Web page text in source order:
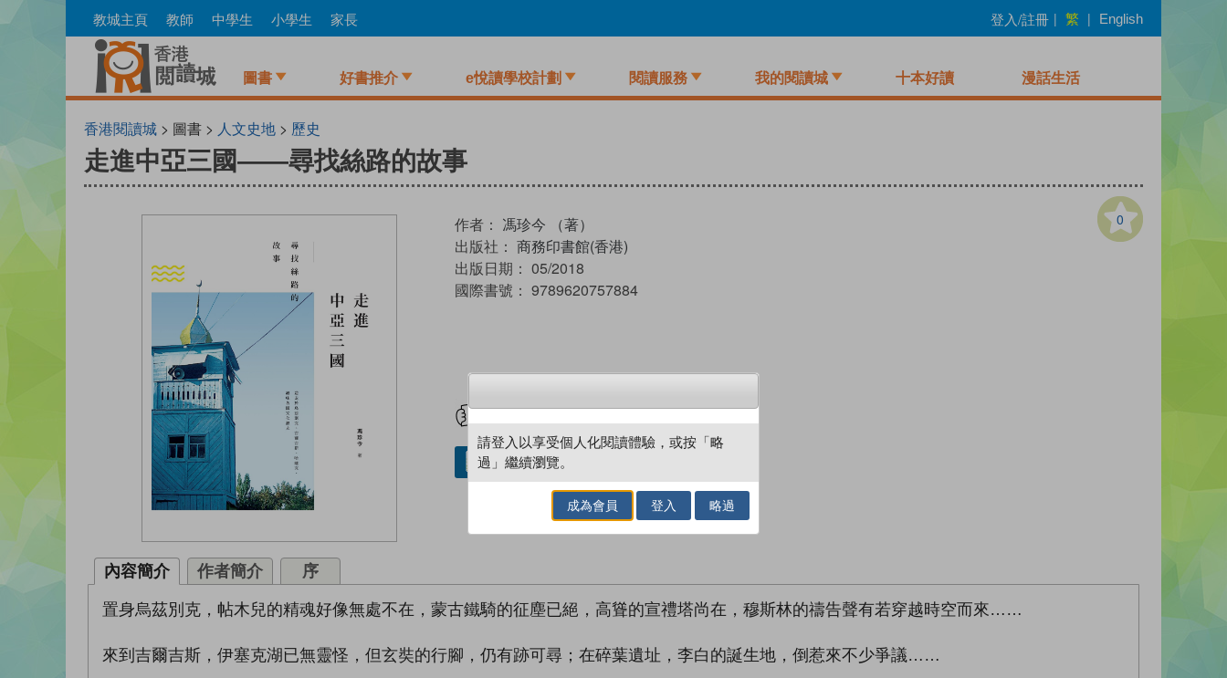
to
教城主頁 教師 中學生 小學生 家長 登入/註冊 | 繁 | English
圖書 好書推介 e悅讀學校計劃 閱讀服務 我的閱讀城 十本好讀 漫話生活
香港閱讀城 > 圖書 > 人文史地 > 歷史
走進中亞三國——尋找絲路的故事
0
作者： 馮珍今 （著）
出版社： 商務印書館(香港)
出版日期： 05/2018
國際書號： 9789620757884
借閱實體書
內容簡介 作者簡介 序
置身烏茲別克，帖木兒的精魂好像無處不在，蒙古鐵騎的征塵已絕，高聳的宣禮塔尚在，穆斯林的禱告聲有若穿越時空而來……
來到吉爾吉斯，伊塞克湖已無靈怪，但玄奘的行腳，仍有跡可尋；在碎葉遺址，李白的誕生地，倒惹來不少爭議……
請登入以享受個人化閱讀體驗，或按「略
過」繼續瀏覽。
成為會員 登入 略過